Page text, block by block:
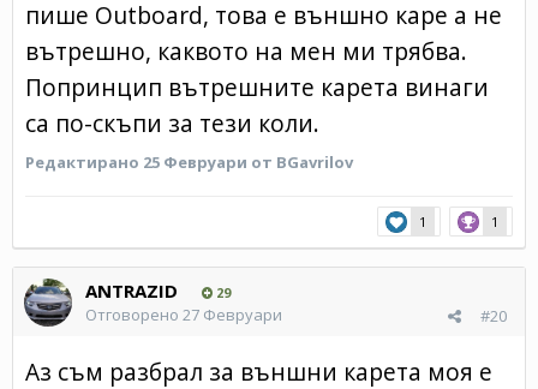
пише Outboard, това е външно каре а не
вътрешно, каквото на мен ми трябва.
Попринцип вътрешните карета винаги
са по-скъпи за тези коли.
Редактирано 25 Февруари от BGavrilov
1 1
ANTRAZID 29
#20
Отговорено 27 Февруари
Аз съм разбрал за външни карета моя е